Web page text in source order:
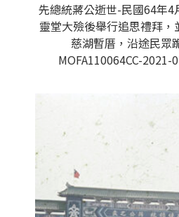
先總統蔣公逝世-民國64年4
靈堂大殮後舉行追思禮拜
慈湖暫厝，沿途民眾
MOFA110064CC-